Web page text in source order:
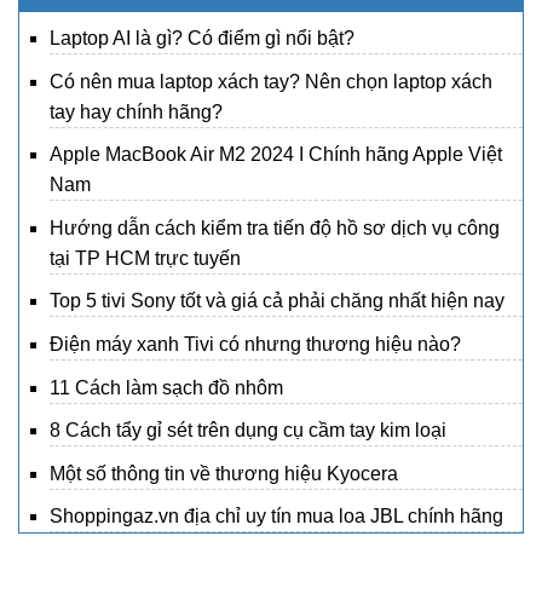
Laptop AI là gì? Có điểm gì nổi bật?
Có nên mua laptop xách tay? Nên chọn laptop xách
tay hay chính hãng?
Apple MacBook Air M2 2024 I Chính hãng Apple Việt
Nam
Hướng dẫn cách kiểm tra tiến độ hồ sơ dịch vụ công
tại TP HCM trực tuyến
Top 5 tivi Sony tốt và giá cả phải chăng nhất hiện nay
Điện máy xanh Tivi có nhưng thương hiệu nào?
11 Cách làm sạch đồ nhôm
8 Cách tẩy gỉ sét trên dụng cụ cầm tay kim loại
Một số thông tin về thương hiệu Kyocera
Shoppingaz.vn địa chỉ uy tín mua loa JBL chính hãng